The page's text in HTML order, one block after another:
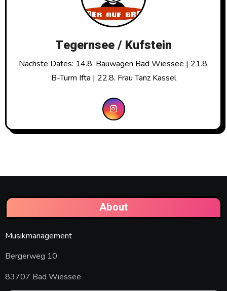
Tegernsee / Kufstein
Nächste Dates: 14.8. Bauwagen Bad Wiessee | 21.8.
B-Turm Ifta | 22.8. Frau Tanz Kassel
About
Musikmanagement
Bergerweg 10
83707 Bad Wiessee